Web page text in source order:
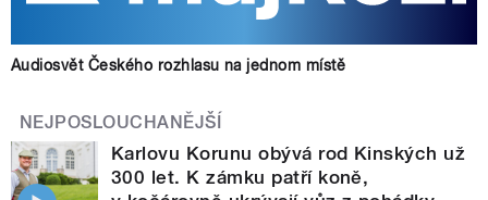
Audiosvět Českého rozhlasu na jednom místě
NEJPOSLOUCHANĚJŠÍ
Karlovu Korunu obývá rod Kinských už
300 let. K zámku patří koně,